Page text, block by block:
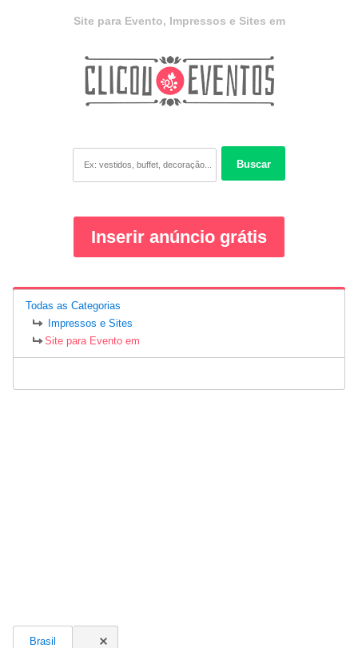
Site para Evento, Impressos e Sites em
Buscar
Inserir anúncio grátis
Todas as Categorias
Impressos e Sites
Site para Evento em
Brasil